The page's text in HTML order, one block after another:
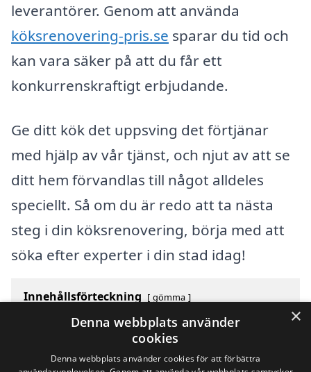
leverantörer. Genom att använda
köksrenovering-pris.se sparar du tid och
kan vara säker på att du får ett
konkurrenskraftigt erbjudande.
Ge ditt kök det uppsving det förtjänar
med hjälp av vår tjänst, och njut av att se
ditt hem förvandlas till något alldeles
speciellt. Så om du är redo att ta nästa
steg i din köksrenovering, börja med att
söka efter experter i din stad idag!
Innehållsförteckning gömma
Översikt över svenska städer som börjar med M
Sök efter en skicklig köksrenovering i andra städer i
×
Denna webbplats använder
cookies
Denna webbplats använder cookies för att förbättra